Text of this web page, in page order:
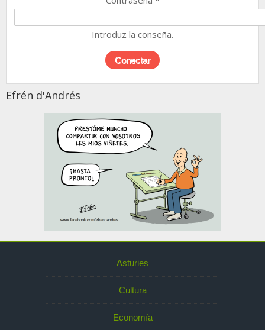
Introduz la conseña.
Efrén d'Andrés
Asturies
Cultura
Economía